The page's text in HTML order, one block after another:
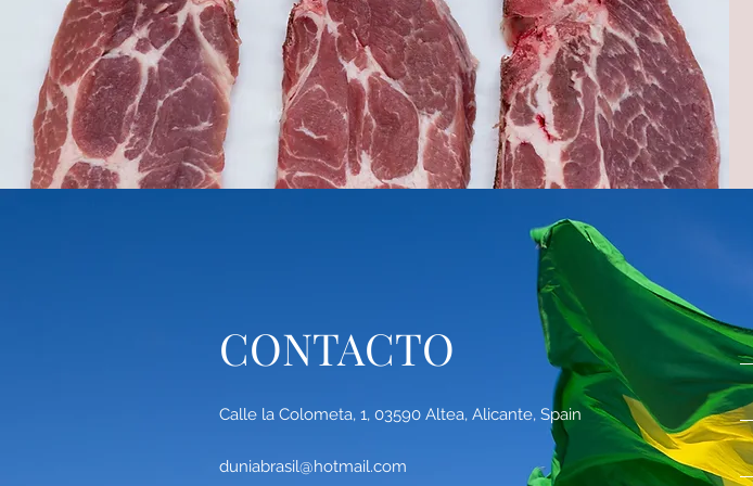
CONTACTO
Calle la Colometa, 1, 03590 Altea, Alicante, Spain
duniabrasil@hotmail.com